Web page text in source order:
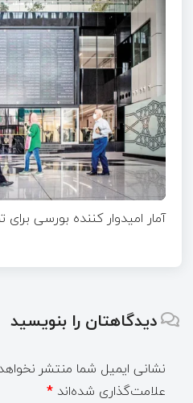
آمار امیدوار کننده بورسی برای
دیدگاهتان را بنویسید
نشانی ایمیل شما منتشر
علامت‌گذاری شده‌اند *